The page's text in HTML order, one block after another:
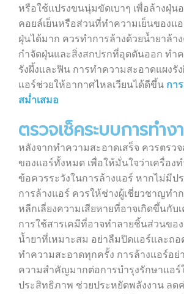
หรือใช้แปรงขนนุ่มขัดเบาๆ เพื่อล้างฝุ่น
คอยล์เย็นหรือส่วนที่ทำความเย็นของแ
ฝุ่นได้มาก ควรทำการล้างด้วยน้ำยาล้า
กำจัดฝุ่นและสิ่งสกปรกที่อุดตันออก ทำ
รังผึ้งและฟิน การทำความสะอาดแผงรั
แอร์ช่วยให้อากาศไหลเวียนได้ดีขึ้น กา
สม่ำเสมอ
ตรวจเช็คระบบการทำง
หลังจากทำความสะอาดเสร็จ ควรตรว
ของแอร์ทั้งหมด เพื่อให้มั่นใจว่าเครื่อง
ข้อควรระวังในการล้างแอร์ หากไม่มีป
การล้างแอร์ ควรให้ช่างผู้เชี่ยวชาญทำ
หลีกเลี่ยงความเสียหายที่อาจเกิดขึ้นกับ
การใช้สารเคมีที่อาจทำลายชิ้นส่วนขอ
น้ำยาที่เหมาะสม อย่าลืมปิดแอร์และถ
ทำความสะอาดทุกครั้ง การล้างแอร์อย่
ความสำคัญมากต่อการบำรุงรักษาแอร์
ประสิทธิภาพ ช่วยประหยัดพลังงาน ลด